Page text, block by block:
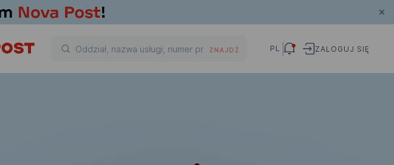
ZNAJDŹ PL ZALOGUJ SIĘ